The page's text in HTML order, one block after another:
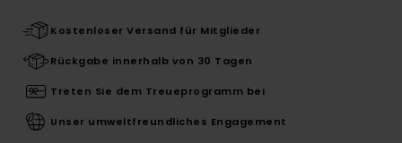
Kostenloser Versand für Mitglieder
Rückgabe innerhalb von 30 Tagen
Treten Sie dem Treueprogramm bei
Unser umweltfreundliches Engagement